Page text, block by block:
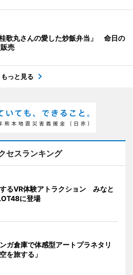
歌丸さんの愛した炒飯弁当」 命日の
売
もっと見る
セスランキング
るVR体験アトラクション みなと
に登場
ガ倉庫で体感型アートプラネタリ
を旅する」